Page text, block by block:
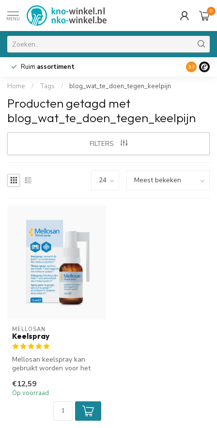
MENU
0
Ruim assortiment 9.3
Home / Tags / blog_wat_te_doen_tegen_keelpijn
Producten getagd met
blog_wat_te_doen_tegen_keelpijn
FILTERS
MELLOSAN
Keelspray
Mellosan keelspray kan
gebruikt worden voor het
voor h...
€12,59
Op voorraad